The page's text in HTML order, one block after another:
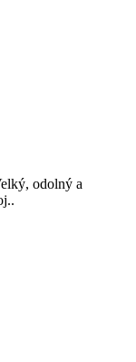
odolný a